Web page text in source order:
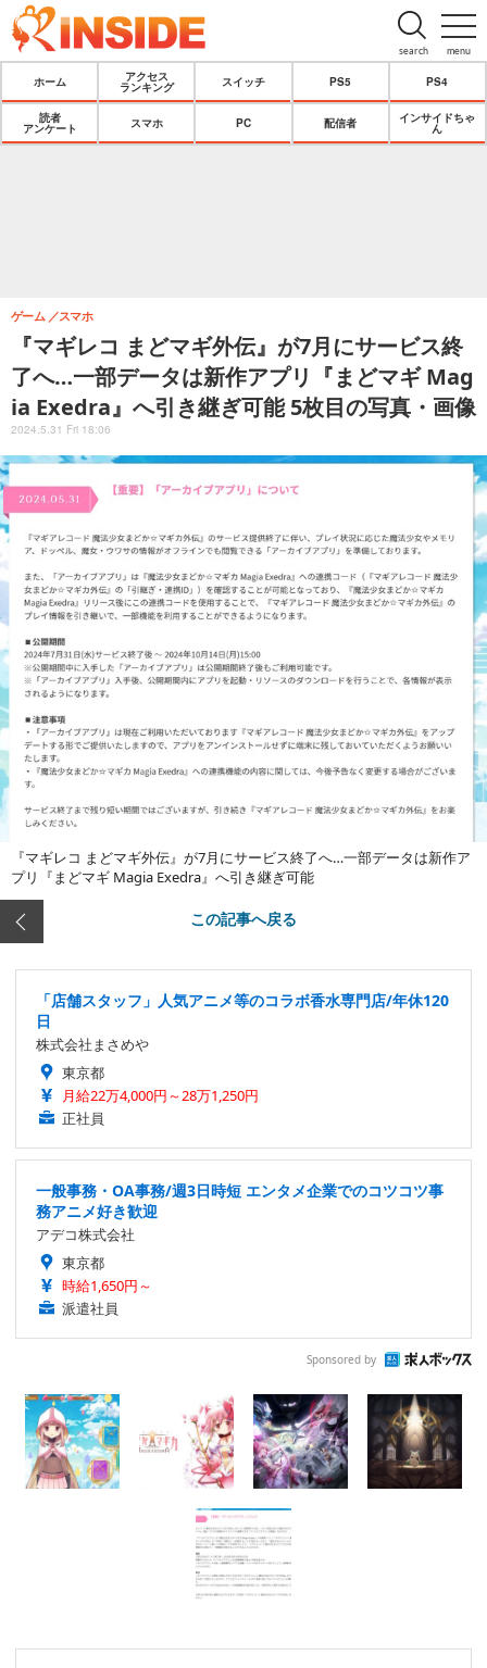
menu
search
ホーム
アクセス
ランキング
スイッチ PS5 PS4
読者
アンケート
スマホ PC 配信者
インサイドちゃ
ん
『マギレコ まどマギ外伝』が7月にサービス終
了へ…一部データは新作アプリ『まどマギ Mag
ia Exedra』へ引き継ぎ可能 5枚目の写真・画像
ゲーム スマホ
2024.5.31 Fri 18:06
『マギレコ まどマギ外伝』が7月にサービス終了へ…一部データは新作ア
プリ『まどマギ Magia Exedra』へ引き継ぎ可能
この記事へ戻る
「店舗スタッフ」人気アニメ等のコラボ香水専門店/年休120
日
株式会社まさめや
東京都
月給22万4,000円～28万1,250円
正社員
一般事務・OA事務/週3日時短 エンタメ企業でのコツコツ事
務アニメ好き歓迎
アデコ株式会社
東京都
時給1,650円～
派遣社員
Sponsored by